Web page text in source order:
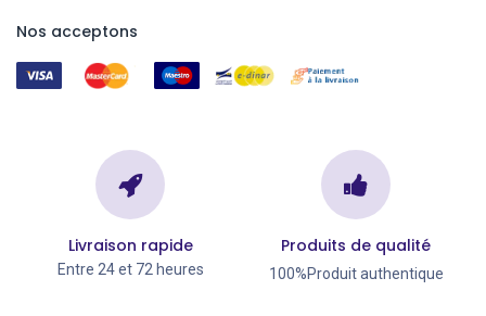
Nos acceptons
Livraison rapide
Entre 24 et 72 heures
Produits de qualité
100%Produit authentique